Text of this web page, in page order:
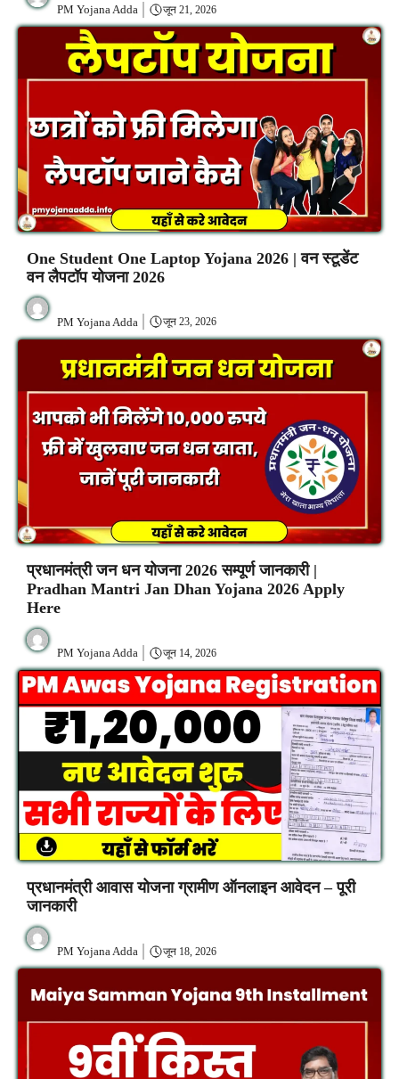
PM Yojana Adda जून 21, 2026
One Student One Laptop Yojana 2026 | वन स्टूडेंट
वन लैपटॉप योजना 2026
PM Yojana Adda जून 23, 2026
प्रधानमंत्री जन धन योजना 2026 सम्पूर्ण जानकारी |
Pradhan Mantri Jan Dhan Yojana 2026 Apply
Here
PM Yojana Adda जून 14, 2026
प्रधानमंत्री आवास योजना ग्रामीण ऑनलाइन आवेदन – पूरी
जानकारी
PM Yojana Adda जून 18, 2026